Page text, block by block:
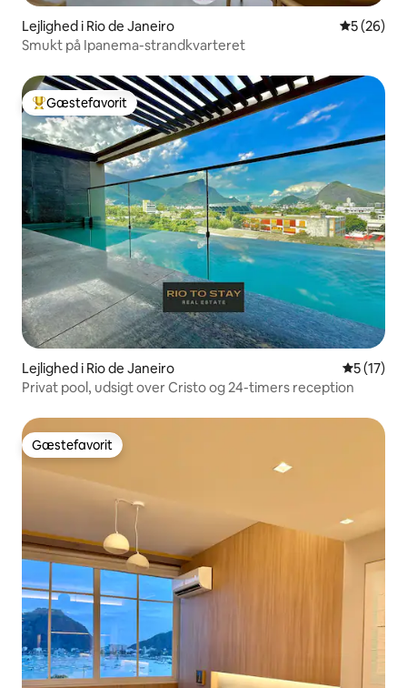
Lejlighed i Rio de Janeiro 5 ud af 5 i
5 (26)
Smukt på Ipanema-strandkvarteret
Bedste gæstefavorit
Gæstefavorit
Lejlighed i Rio de Janeiro 5 ud af 5
5 (17)
Privat pool, udsigt over Cristo og 24-timers reception
Gæstefavorit
Gæstefavorit